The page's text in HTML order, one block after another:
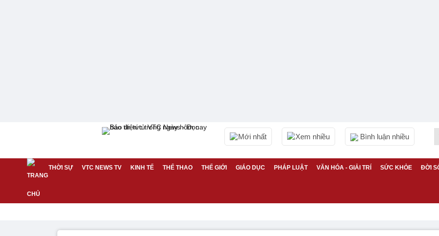
Mới nhất Xem nhiều Bình luận nhiều
THỜI SỰ VTC NEWS TV KINH TẾ THỂ THAO THẾ GIỚI GIÁO DỤC PHÁP LUẬT VĂN HÓA - GIẢI TRÍ SỨC KHỎE ĐỜI